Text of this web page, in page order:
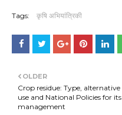
Tags: कृषि अभियांत्रिकी
OLDER
Crop residue: Type, alternative
use and National Policies for its
management